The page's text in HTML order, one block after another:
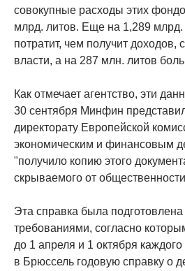
совокупные расходы этих
млрд. литов. Еще на 1,289
потратит, чем получит доходов,
власти, а на 287 млн. литов
Как отмечает агентство, эти
30 сентября Минфин
директорату Европейской
экономическим и финансовым
"получило копию этого
скрываемого от
Эта справка была подготовлена
требованиями, согласно
до 1 апреля и 1 октября
в Брюссель годовую справку о